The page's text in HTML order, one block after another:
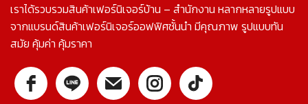
เราได้รวบรวมสินค้าเฟอร์นิเจอร์บ้าน – สำนักงาน หลากหลายรูปแบบ
จากแบรนด์สินค้าเฟอร์นิเจอร์ออฟฟิศชั้นนำ มีคุณภาพ รูปแบบทัน
สมัย คุ้มค่า คุ้มราคา